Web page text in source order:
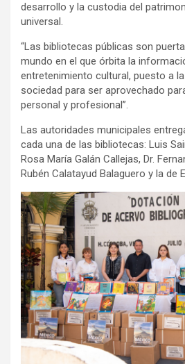
desarrollo y la custodia del
universal.
“Las bibliotecas públicas son
mundo en el que órbita la
entretenimiento cultural, puesto a
sociedad para ser aprovechado
personal y profesional”.
Las autoridades municipales
cada una de las bibliotecas: Luis
Rosa María Galán Callejas, Dr.
Rubén Calatayud Balaguero y la de